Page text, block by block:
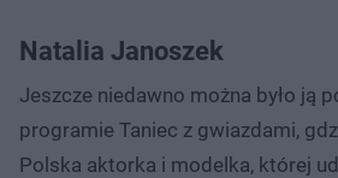
Natalia Janoszek
Jeszcze niedawno można było ją
programie Taniec z gwiazdami,
Polska aktorka i modelka, której